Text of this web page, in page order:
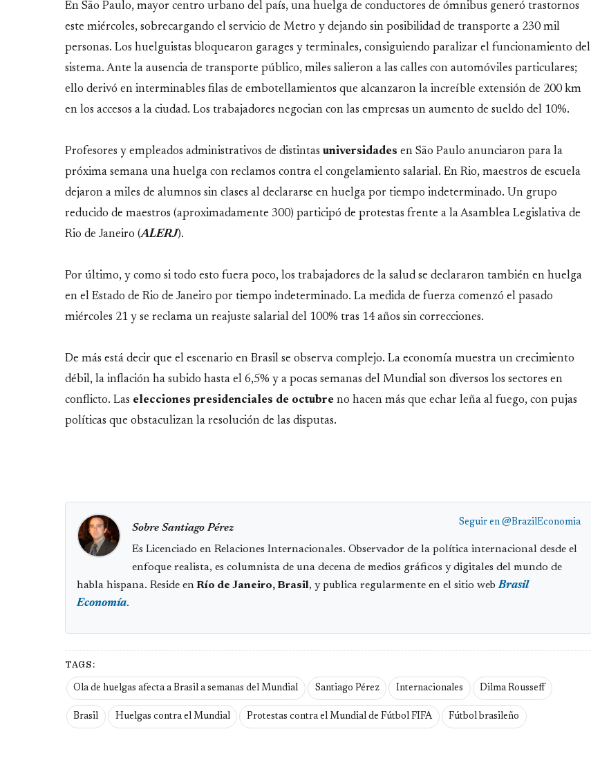
En São Paulo, mayor centro urbano del país, una huelga de conductores de ómnibus generó trastornos
este miércoles, sobrecargando el servicio de Metro y dejando sin posibilidad de transporte a 230 mil
personas. Los huelguistas bloquearon garages y terminales, consiguiendo paralizar el funcionamiento del
sistema. Ante la ausencia de transporte público, miles salieron a las calles con automóviles particulares;
ello derivó en interminables filas de embotellamientos que alcanzaron la increíble extensión de 200 km
en los accesos a la ciudad. Los trabajadores negocian con las empresas un aumento de sueldo del 10%.
Profesores y empleados administrativos de distintas universidades en São Paulo anunciaron para la
próxima semana una huelga con reclamos contra el congelamiento salarial. En Rio, maestros de escuela
dejaron a miles de alumnos sin clases al declararse en huelga por tiempo indeterminado. Un grupo
reducido de maestros (aproximadamente 300) participó de protestas frente a la Asamblea Legislativa de
Rio de Janeiro (ALERJ).
Por último, y como si todo esto fuera poco, los trabajadores de la salud se declararon también en huelga
en el Estado de Rio de Janeiro por tiempo indeterminado. La medida de fuerza comenzó el pasado
miércoles 21 y se reclama un reajuste salarial del 100% tras 14 años sin correcciones.
De más está decir que el escenario en Brasil se observa complejo. La economía muestra un crecimiento
débil, la inflación ha subido hasta el 6,5% y a pocas semanas del Mundial son diversos los sectores en
conflicto. Las elecciones presidenciales de octubre no hacen más que echar leña al fuego, con pujas
políticas que obstaculizan la resolución de las disputas.
Seguir en @BrazilEconomia
Sobre Santiago Pérez
Es Licenciado en Relaciones Internacionales. Observador de la política internacional desde el
enfoque realista, es columnista de una decena de medios gráficos y digitales del mundo de
habla hispana. Reside enRío de Janeiro, Brasil, y publica regularmente en el sitio webBrasil
Economía.
TAGS:
Ola de huelgas afecta a Brasil a semanas del Mundial Santiago Pérez Internacionales Dilma Rousseff
Brasil Huelgas contra el Mundial Protestas contra el Mundial de Fútbol FIFA Fútbol brasileño